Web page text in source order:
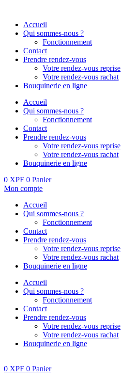
contenuAccueil
Qui sommes-nous ?
Fonctionnement
Contact
Prendre rendez-vous
Votre rendez-vous reprise
Votre rendez-vous rachat
Bouquinerie en ligne
Accueil
Qui sommes-nous ?
Fonctionnement
Contact
Prendre rendez-vous
Votre rendez-vous reprise
Votre rendez-vous rachat
Bouquinerie en ligne
0 XPF 0 Panier
Mon compte
Accueil
Qui sommes-nous ?
Fonctionnement
Contact
Prendre rendez-vous
Votre rendez-vous reprise
Votre rendez-vous rachat
Bouquinerie en ligne
Accueil
Qui sommes-nous ?
Fonctionnement
Contact
Prendre rendez-vous
Votre rendez-vous reprise
Votre rendez-vous rachat
Bouquinerie en ligne
0 XPF 0 Panier